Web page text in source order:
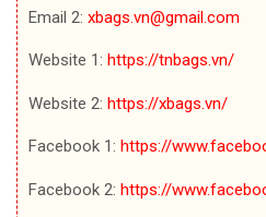
Email 2: xbags.vn@gmail.com
Website 1: https://tnbags.vn/
Website 2: https://xbags.vn/
Facebook 1: https://
Facebook 2: https://